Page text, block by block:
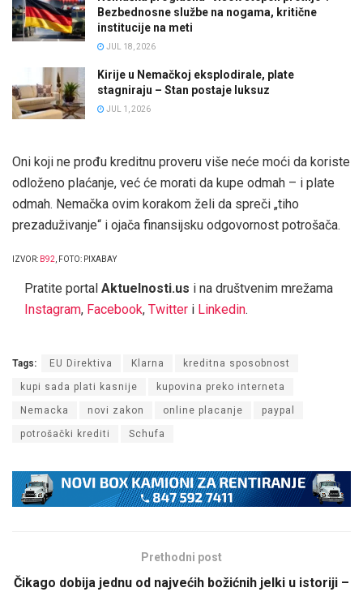
Bezbednosne službe na nogama, kritične
institucije na meti
JUL 18, 2026
Kirije u Nemačkoj eksplodirale, plate
stagniraju – Stan postaje luksuz
JUL 1, 2026
Oni koji ne prođu kreditnu proveru više neće moći da koriste
odloženo plaćanje, već će morati da kupe odmah – i plate
odmah. Nemačka ovim korakom želi da spreči „tiho
prezaduživanje“ i ojača finansijsku odgovornost potrošača.
IZVOR: B92, FOTO: PIXABAY
Pratite portal Aktuelnosti.us i na društvenim mrežama
Instagram, Facebook, Twitter i Linkedin.
Tags: EU Direktiva Klarna kreditna sposobnost
kupi sada plati kasnije kupovina preko interneta
Nemacka novi zakon online placanje paypal
potrošački krediti Schufa
Prethodni post
Čikago dobija jednu od najvećih božićnih jelki u istoriji –